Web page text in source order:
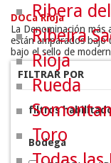
DOCa Rioja
La Denominación más
están amparados bajo
bajo el sello de
FILTRAR POR
filtros
Bodega
Ribera
Ribeira
Rioja
Rueda
Toro